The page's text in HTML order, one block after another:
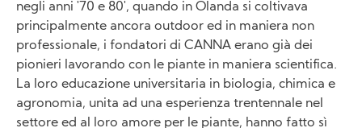
negli anni '70 e 80', quando in Olanda si coltivava
principalmente ancora outdoor ed in maniera non
professionale, i fondatori di CANNA erano già dei
pionieri lavorando con le piante in maniera scientifica.
La loro educazione universitaria in biologia, chimica e
agronomia, unita ad una esperienza trentennale nel
settore ed al loro amore per le piante, hanno fatto sì